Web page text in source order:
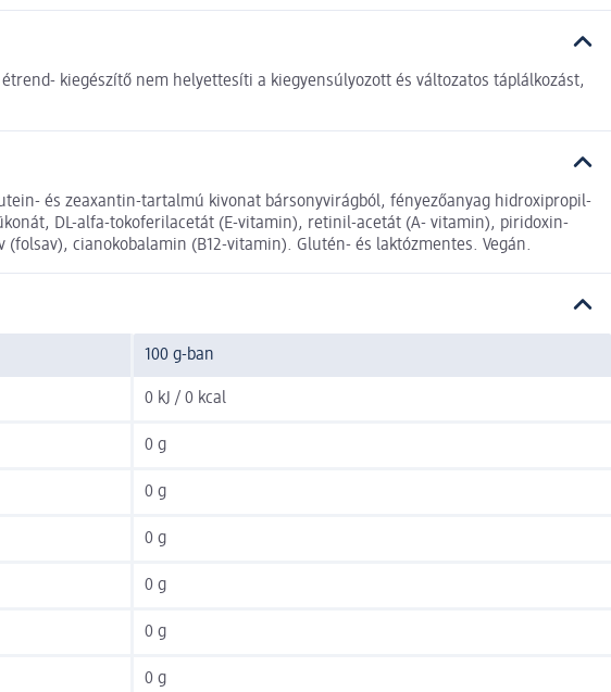
kiegészítő nem helyettesíti a kiegyensúlyozott és változatos táplálkozást,
és zeaxantin-tartalmú kivonat bársonyvirágból, fényezőanyag hidroxipropil-
DL-alfa-tokoferilacetát (E-vitamin), retinil-acetát (A- vitamin), piridoxin-
cianokobalamin (B12-vitamin). Glutén- és laktózmentes. Vegán.
100 g-ban
0 kJ / 0 kcal
0 g
0 g
0 g
0 g
0 g
0 g